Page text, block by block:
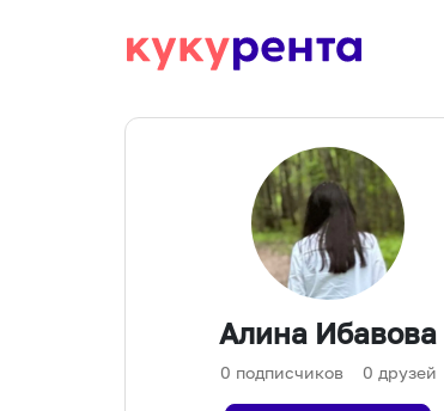
Алина Ибавова
0 подписчиков 0 друзей